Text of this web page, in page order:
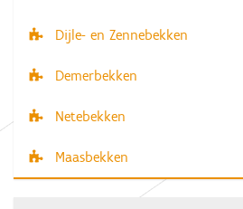
Dijle- en Zennebekken
Demerbekken
Netebekken
Maasbekken